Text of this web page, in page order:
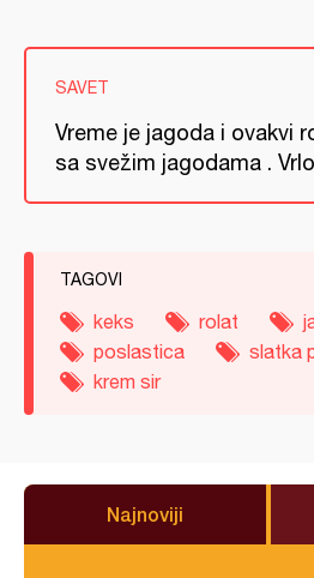
SAVET
Vreme je jagoda i ovakvi
sa svežim jagodama .
TAGOVI
keks rolat
poslastica
slatka
krem sir
Najnoviji